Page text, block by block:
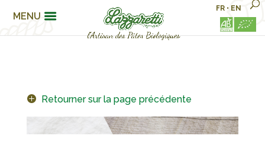
MENU
FR • EN
Retourner sur la page précédente